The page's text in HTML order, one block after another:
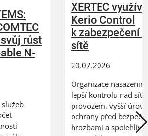
růst
N-
služeb
XERTEC
Kerio Control
k zabezpečení
sítě
20.07.2026
Organizace
lepší kontrolu nad
provozem, vyšší
ochrany před
hrozbami a spolehlivý